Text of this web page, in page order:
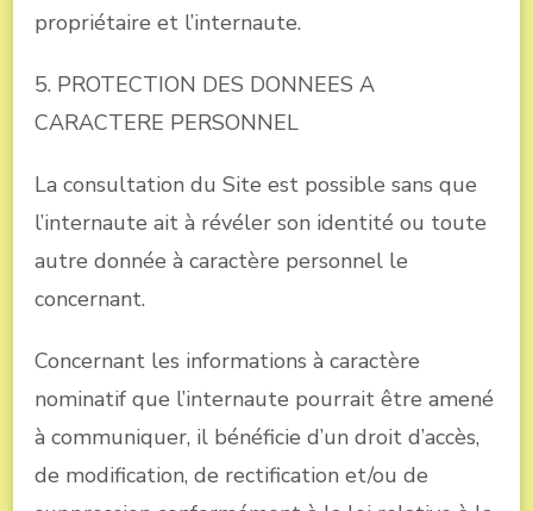
propriétaire et l’internaute.
5. PROTECTION DES DONNEES A
CARACTERE PERSONNEL
La consultation du Site est possible sans que
l’internaute ait à révéler son identité ou toute
autre donnée à caractère personnel le
concernant.
Concernant les informations à caractère
nominatif que l’internaute pourrait être amené
à communiquer, il bénéficie d’un droit d’accès,
de modification, de rectification et/ou de